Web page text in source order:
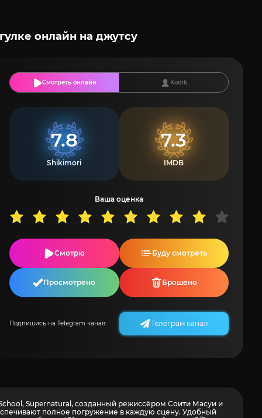
онлайн на джутсу
Смотреть онлайн Kodik
7.8
Shikimori
7.3
IMDB
Ваша оценка
Смотрю Буду смотреть
Просмотрено Брошено
Подпишись на Telegram канал: Телеграм канал
Supernatural, созданный режиссёром Соити Масуи и
полное погружение в каждую сцену. Удобный